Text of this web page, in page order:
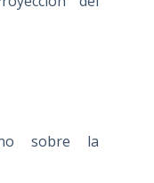
sobre la